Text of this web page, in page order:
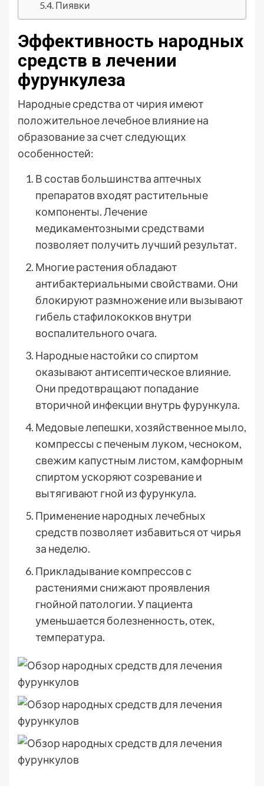
Пиявки
Эффективность народных
средств в лечении
фурункулеза
Народные средства от чирия имеют
положительное лечебное влияние на
образование за счет следующих
особенностей:
В состав большинства аптечных
препаратов входят растительные
компоненты. Лечение
медикаментозными средствами
позволяет получить лучший результат.
Многие растения обладают
антибактериальными свойствами. Они
блокируют размножение или вызывают
гибель стафилококков внутри
воспалительного очага.
Народные настойки со спиртом
оказывают антисептическое влияние.
Они предотвращают попадание
вторичной инфекции внутрь фурункула.
Медовые лепешки, хозяйственное мыло,
компрессы с печеным луком, чесноком,
свежим капустным листом, камфорным
спиртом ускоряют созревание и
вытягивают гной из фурункула.
Применение народных лечебных
средств позволяет избавиться от чирья
за неделю.
Прикладывание компрессов с
растениями снижают проявления
гнойной патологии. У пациента
уменьшается болезненность, отек,
температура.